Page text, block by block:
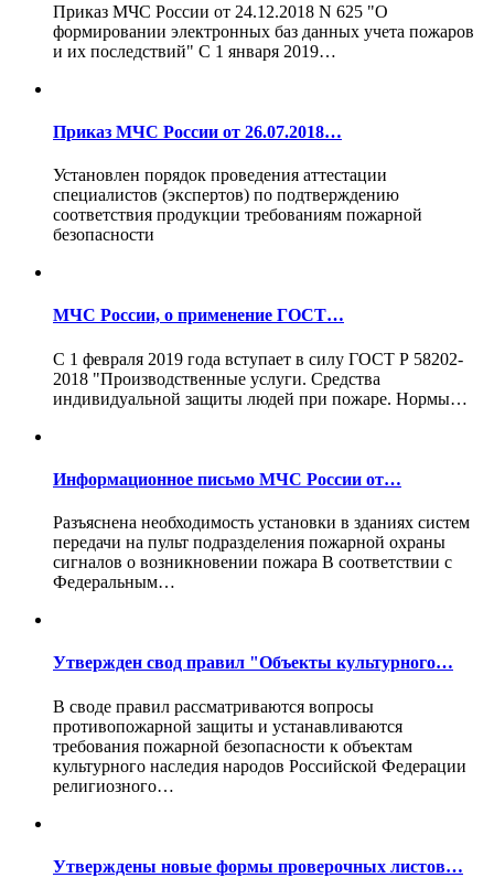
Приказ МЧС России от 24.12.2018 N 625 "О
формировании электронных баз данных учета пожаров
и их последствий" С 1 января 2019…
Приказ МЧС России от 26.07.2018…
Установлен порядок проведения аттестации
специалистов (экспертов) по подтверждению
соответствия продукции требованиям пожарной
безопасности
МЧС России, о применение ГОСТ…
С 1 февраля 2019 года вступает в силу ГОСТ Р 58202-
2018 "Производственные услуги. Средства
индивидуальной защиты людей при пожаре. Нормы…
Информационное письмо МЧС России от…
Разъяснена необходимость установки в зданиях систем
передачи на пульт подразделения пожарной охраны
сигналов о возникновении пожара В соответствии с
Федеральным…
Утвержден свод правил "Объекты культурного…
В своде правил рассматриваются вопросы
противопожарной защиты и устанавливаются
требования пожарной безопасности к объектам
культурного наследия народов Российской Федерации
религиозного…
Утверждены новые формы проверочных листов…